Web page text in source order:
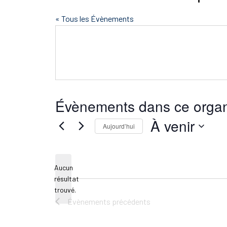
« Tous les Évènements
Évènements dans ce
Notice
Aucun
résultat
trouvé.
Aujourd’hui À venir
Évènements précédents